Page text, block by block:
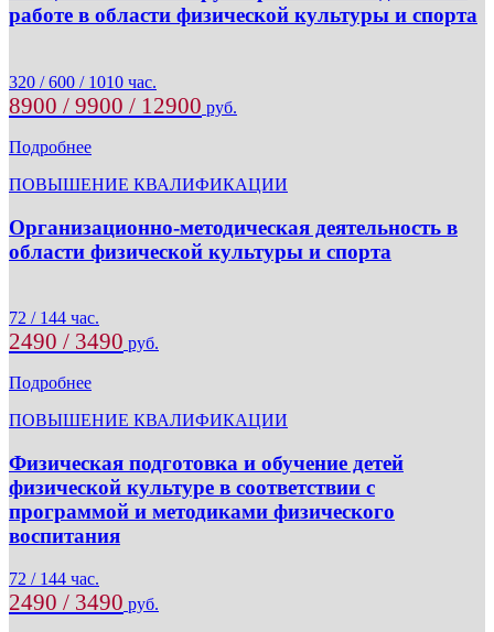
работе в области физической культуры и спорта
320 / 600 / 1010 час.
8900 / 9900 / 12900 руб.
Подробнее
ПОВЫШЕНИЕ КВАЛИФИКАЦИИ
Организационно-методическая деятельность в
области физической культуры и спорта
72 / 144 час.
2490 / 3490 руб.
Подробнее
ПОВЫШЕНИЕ КВАЛИФИКАЦИИ
Физическая подготовка и обучение детей
физической культуре в соответствии с
программой и методиками физического
воспитания
72 / 144 час.
2490 / 3490 руб.